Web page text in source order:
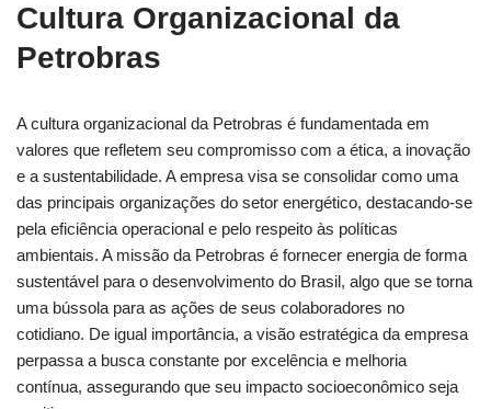
Cultura Organizacional da
Petrobras
A cultura organizacional da Petrobras é fundamentada em
valores que refletem seu compromisso com a ética, a inovação
e a sustentabilidade. A empresa visa se consolidar como uma
das principais organizações do setor energético, destacando-se
pela eficiência operacional e pelo respeito às políticas
ambientais. A missão da Petrobras é fornecer energia de forma
sustentável para o desenvolvimento do Brasil, algo que se torna
uma bússola para as ações de seus colaboradores no
cotidiano. De igual importância, a visão estratégica da empresa
perpassa a busca constante por excelência e melhoria
contínua, assegurando que seu impacto socioeconômico seja